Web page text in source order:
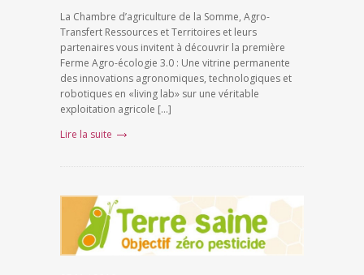
La Chambre d’agriculture de la Somme, Agro-
Transfert Ressources et Territoires et leurs
partenaires vous invitent à découvrir la première
Ferme Agro-écologie 3.0 : Une vitrine permanente
des innovations agronomiques, technologiques et
robotiques en «living lab» sur une véritable
exploitation agricole […]
Lire la suite